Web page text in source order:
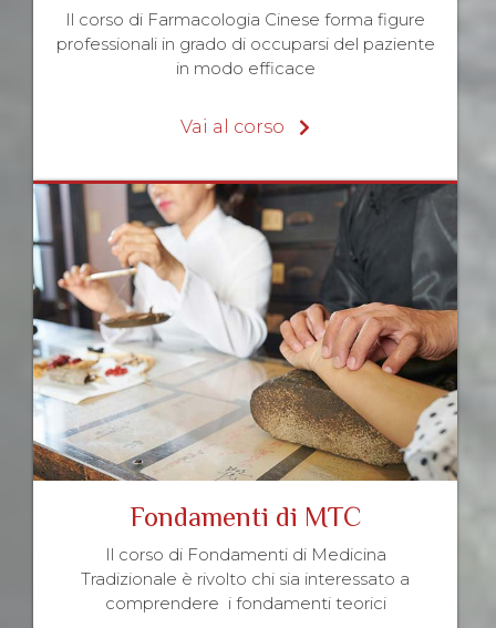
Il corso di Farmacologia Cinese forma figure
professionali in grado di occuparsi del paziente
in modo efficace
Vai al corso
Fondamenti di MTC
Il corso di Fondamenti di Medicina
Tradizionale è rivolto chi sia interessato a
comprendere i fondamenti teorici